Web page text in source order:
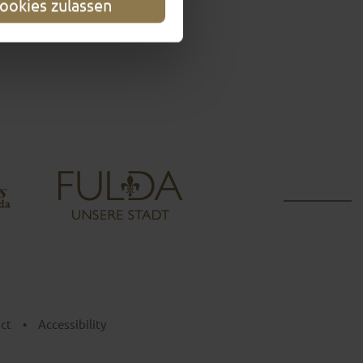
zulassen
• Accessibility